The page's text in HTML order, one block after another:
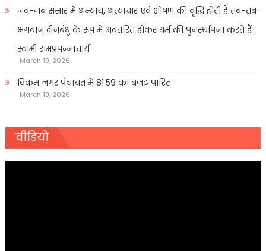
जब-जब संसार में अन्याय, अत्याचार एवं शोषण की वृद्धि होती है तब-तब
भगवान दीनबंधु के रूप में अवतरित होकर धर्म की पुनर्स्थापना करते हैं :
स्वामी रामप्रपन्नाचार्य
March 19, 2026
बिक्रम नगर पंचायत में 81.59 का बजट पारित
March 19, 2026
वीडियो